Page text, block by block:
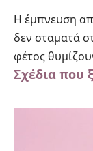
Η έμπνευση
δεν σταματά
φέτος
Σχέδια που